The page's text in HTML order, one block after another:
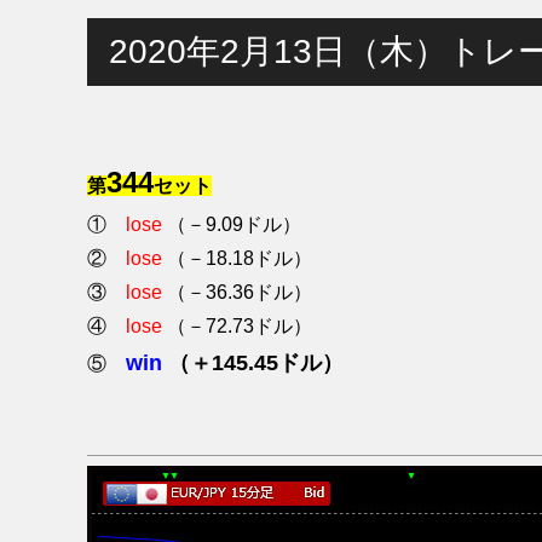
2020年2月13日（木）トレ
第344セット
①
lose （－9.09ドル）
②
lose （－18.18ドル）
③
lose （－36.36ドル）
④
lose （－72.73ドル）
⑤ win （＋145.45ドル）